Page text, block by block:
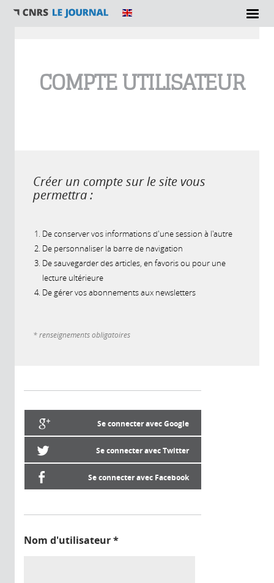
COMPTE UTILISATEUR
Créer un compte sur le site vous
permettra :
De conserver vos informations d'une session à l'autre
De personnaliser la barre de navigation
De sauvegarder des articles, en favoris ou pour une
lecture ultérieure
De gérer vos abonnements aux newsletters
* renseignements obligatoires
Se connecter avec Google
Se connecter avec Twitter
Se connecter avec Facebook
Nom d'utilisateur*